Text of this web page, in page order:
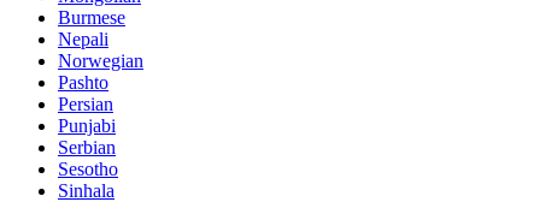
Burmese
Nepali
Norwegian
Pashto
Persian
Punjabi
Serbian
Sesotho
Sinhala